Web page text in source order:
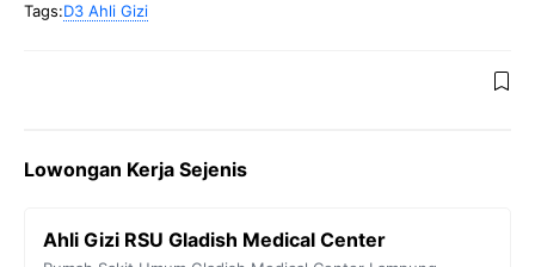
Tags:D3 Ahli Gizi
Lowongan Kerja Sejenis
Ahli Gizi RSU Gladish Medical Center